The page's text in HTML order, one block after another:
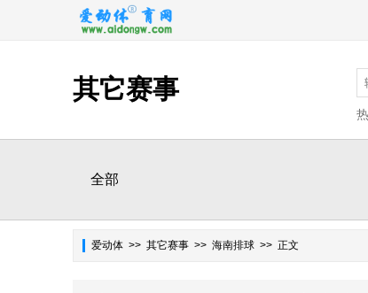
其它赛事
全部
爱动体 >> 其它赛事 >> 海南排球 >> 正文